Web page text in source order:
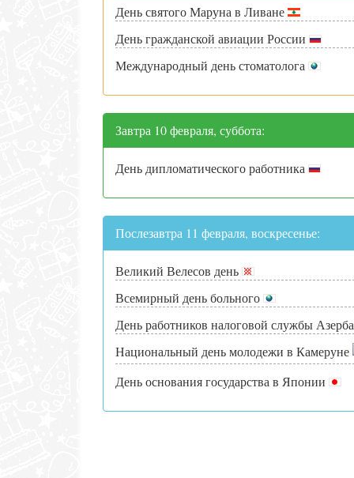
День святого Маруна в Ливане
День гражданской авиации России
Международный день стоматолога
Завтра 10 февраля, суббота:
День дипломатического работника
Послезавтра 11 февраля, воскресенье:
Великий Велесов день
Всемирный день больного
День работников налоговой службы
Национальный день молодежи в Камеруне
День основания государства в Японии